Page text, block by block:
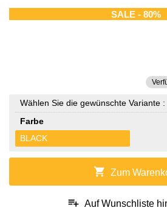
SALE - 80%
Wählen Sie die gewünschte Variante :
Farbe
BLACK
shopping_cart Zum
playlist_add Auf Wunschliste